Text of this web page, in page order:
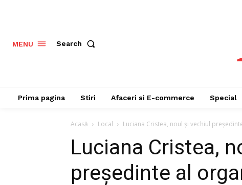
MENU Search
Prima pagina Stiri Afaceri si E-commerce Special
Acasă Local Luciana Cristea, noul și vechiul
Luciana Cristea,
președinte al